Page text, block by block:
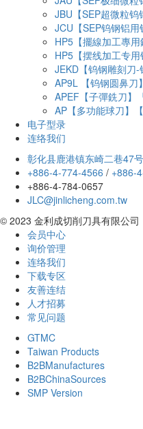
JBU【SEP超微粒钨
JCU【SEP钨钢铝用
HP5【擺線加工專用
HP5【摆线加工专用
JEKD【钨钢雕刻刀-
AP9L 【钨钢圆鼻刀
APEF【子彈銑刀】
AP【多功能球刀】
电子型录
连络我们
彰化县鹿港镇东崎二巷47号
+886-4-774-4566 / +886-
+886-4-784-0657
JLC@jinlicheng.com.tw
© 2023 金利成切削刀具有限公司
会员中心
询价管理
连络我们
下载专区
友善连结
人才招募
常见问题
GTMC
Taiwan Products
B2BManufactures
B2BChinaSources
SMP Version